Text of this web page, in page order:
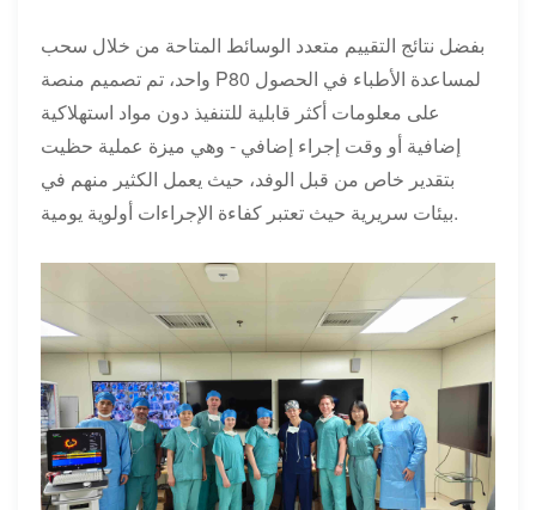
بفضل نتائج التقييم متعدد الوسائط المتاحة من خلال سحب
واحد، تم تصميم منصة P80 لمساعدة الأطباء في الحصول
على معلومات أكثر قابلية للتنفيذ دون مواد استهلاكية
إضافية أو وقت إجراء إضافي - وهي ميزة عملية حظيت
بتقدير خاص من قبل الوفد، حيث يعمل الكثير منهم في
بيئات سريرية حيث تعتبر كفاءة الإجراءات أولوية يومية.